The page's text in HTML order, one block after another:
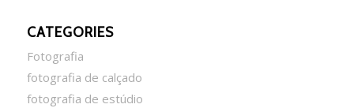
CATEGORIES
Fotografia
fotografia de calçado
fotografia de estúdio